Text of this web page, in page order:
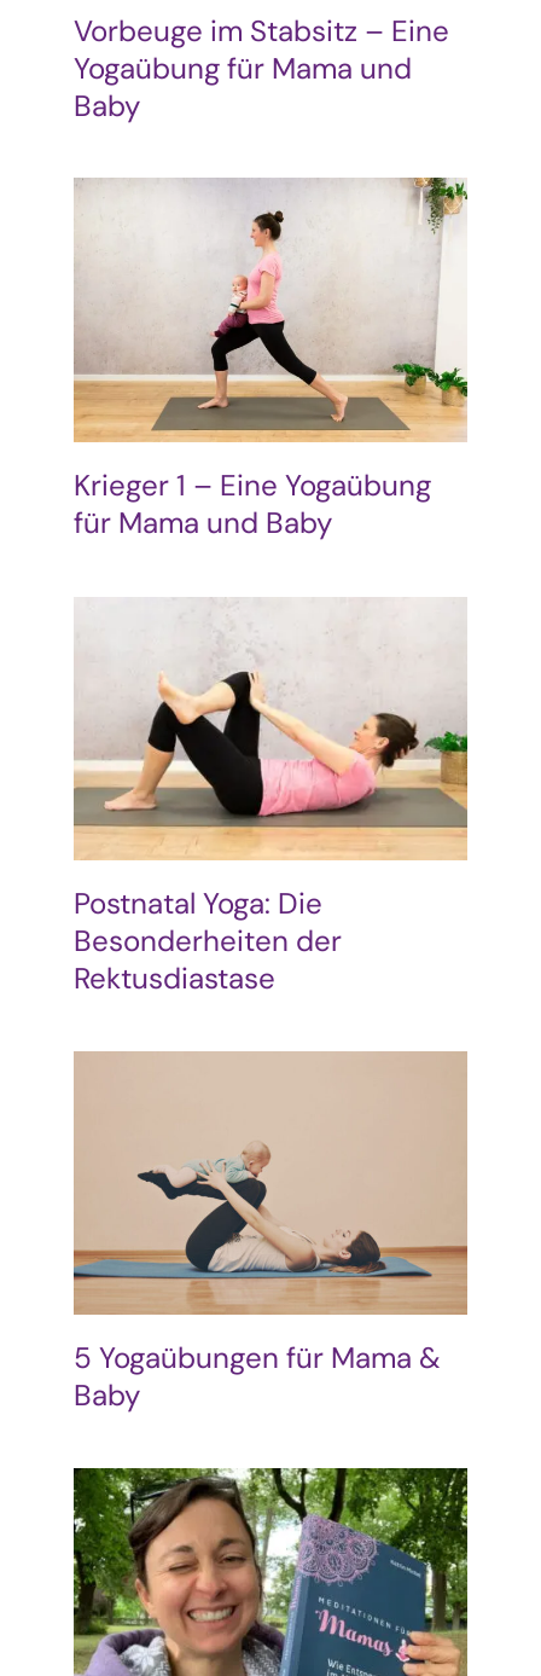
Vorbeuge im Stabsitz – Eine
Yogaübung für Mama und
Baby
Krieger 1 – Eine Yogaübung
für Mama und Baby
Postnatal Yoga: Die
Besonderheiten der
Rektusdiastase
5 Yogaübungen für Mama &
Baby